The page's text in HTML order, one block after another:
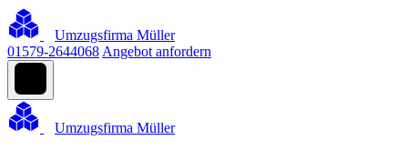
Umzugsfirma Müller
01579-2644068 Angebot anfordern
Umzugsfirma Müller